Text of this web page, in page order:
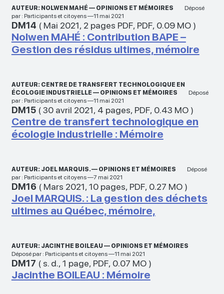
AUTEUR: NOLWEN MAHÉ — OPINIONS ET MÉMOIRES
Déposé
par : Participants et citoyens —11 mai 2021
DM14 ( Mai 2021, 2 pages PDF, PDF, 0.09 MO)
Nolwen MAHÉ : Contribution BAPE –
Gestion des résidus ultimes, mémoire
AUTEUR: CENTRE DE TRANSFERT TECHNOLOGIQUE EN
ÉCOLOGIE INDUSTRIELLE — OPINIONS ET MÉMOIRES
Déposé
par : Participants et citoyens —11 mai 2021
DM15(30 avril 2021, 4 pages, PDF, 0.43 MO)
Centre de transfert technologique en
écologie industrielle : Mémoire
AUTEUR: JOEL MARQUIS. — OPINIONS ET MÉMOIRES
Déposé
par : Participants et citoyens —7 mai 2021
DM16 ( Mars 2021, 10 pages, PDF, 0.27 MO)
Joel MARQUIS. : La gestion des déchets
ultimes au Québec, mémoire,
AUTEUR: JACINTHE BOILEAU — OPINIONS ET MÉMOIRES
Déposé par : Participants et citoyens —11 mai 2021
DM17 ( s. d., 1 page, PDF, 0.07 MO)
Jacinthe BOILEAU : Mémoire